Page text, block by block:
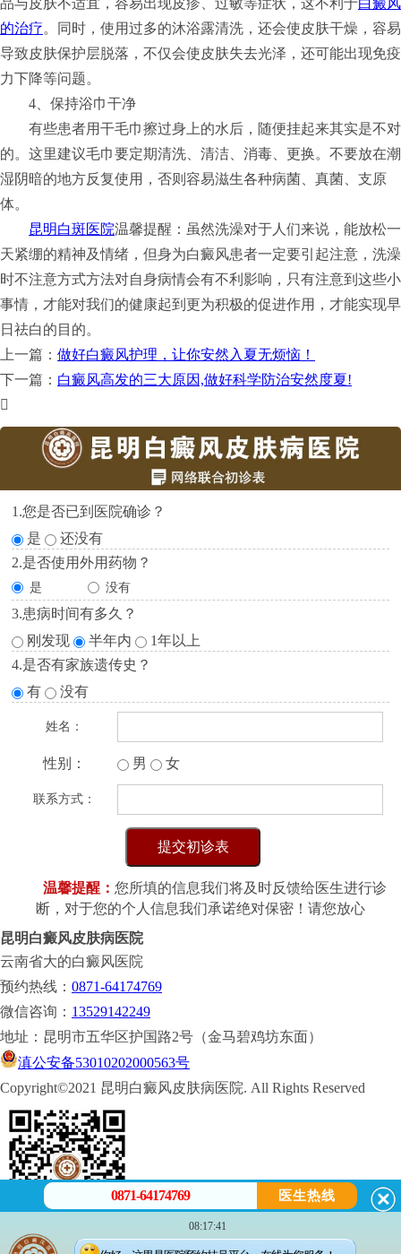
品与皮肤不适宜，容易出现皮疹、过敏等症状，这不利于白癜风
的治疗。同时，使用过多的沐浴露清洗，还会使皮肤干燥，容易
导致皮肤保护层脱落，不仅会使皮肤失去光泽，还可能出现免疫
力下降等问题。
4、保持浴巾干净
有些患者用干毛巾擦过身上的水后，随便挂起来其实是不对
的。这里建议毛巾要定期清洗、清洁、消毒、更换。不要放在潮
湿阴暗的地方反复使用，否则容易滋生各种病菌、真菌、支原
体。
昆明白斑医院温馨提醒：虽然洗澡对于人们来说，能放松一
天紧绷的精神及情绪，但身为白癜风患者一定要引起注意，洗澡
时不注意方式方法对自身病情会有不利影响，只有注意到这些小
事情，才能对我们的健康起到更为积极的促进作用，才能实现早
日祛白的目的。
上一篇： 做好白癜风护理，让你安然入夏无烦恼！
下一篇： 白癜风高发的三大原因,做好科学防治安然度夏!
1.您是否已到医院确诊？
是
还没有
2.是否使用外用药物？
是 没有
3.患病时间有多久？
刚发现
半年内
1年以上
4.是否有家族遗传史？
有
没有
姓名：
性别： 男 女
联系方式：
温馨提醒： 您所填的信息我们将及时反馈给医生进行诊
断，对于您的个人信息我们承诺绝对保密！请您放心
昆明白癜风皮肤病医院
云南省大的白癜风医院
预约热线： 0871-64174769
微信咨询： 13529142249
地址：昆明市五华区护国路2号（金马碧鸡坊东面）
滇公安备53010202000563号
Copyright©2021 昆明白癜风皮肤病医院. All Rights Reserved
0871-64174769 医生热线
08:17:41